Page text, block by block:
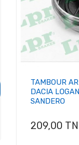
TAMBOUR AR
DACIA LOGAN
SANDERO
Prix
209,00